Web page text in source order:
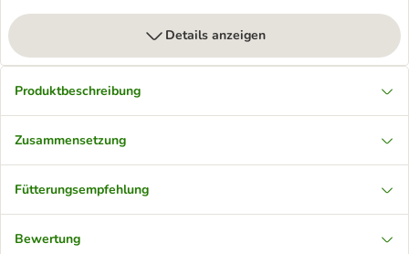
Details anzeigen
Produktbeschreibung
Zusammensetzung
Fütterungsempfehlung
Bewertung